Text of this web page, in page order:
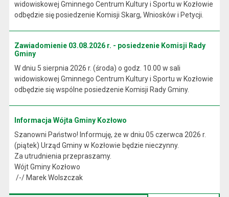
widowiskowej Gminnego Centrum Kultury i Sportu w Kozłowie
odbędzie się posiedzenie Komisji Skarg, Wniosków i Petycji.
Zawiadomienie 03.08.2026 r. - posiedzenie Komisji Rady
Gminy
W dniu 5 sierpnia 2026 r. (środa) o godz. 10.00 w sali
widowiskowej Gminnego Centrum Kultury i Sportu w Kozłowie
odbędzie się wspólne posiedzenie Komisji Rady Gminy.
Informacja Wójta Gminy Kozłowo
Szanowni Państwo! Informuję, że w dniu 05 czerwca 2026 r.
(piątek) Urząd Gminy w Kozłowie będzie nieczynny.
Za utrudnienia przepraszamy.
Wójt Gminy Kozłowo
/-/ Marek Wolszczak